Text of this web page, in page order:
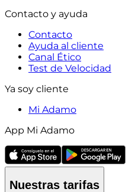
Contacto y ayuda
Contacto
Ayuda al cliente
Canal Ético
Test de Velocidad
Ya soy cliente
Mi Adamo
App Mi Adamo
Nuestras tarifas